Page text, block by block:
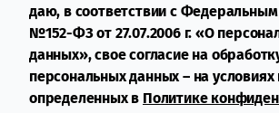
даю, в соответствии с
№152-ФЗ от 27.07.2006 г. «О
данных», свое согласие на
персональных данных – на условиях
определенных в Политике